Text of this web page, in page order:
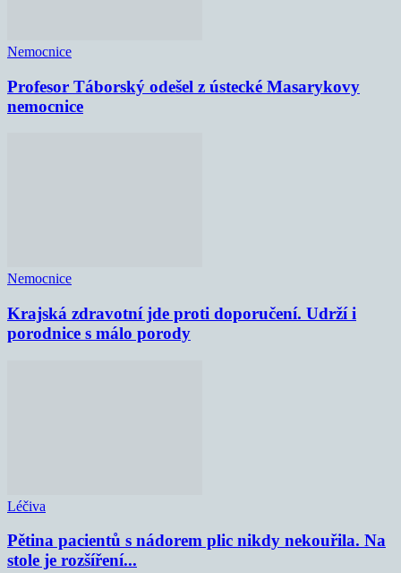
Nemocnice
Profesor Táborský odešel z ústecké Masarykovy
nemocnice
Nemocnice
Krajská zdravotní jde proti doporučení. Udrží i
porodnice s málo porody
Léčiva
Pětina pacientů s nádorem plic nikdy nekouřila. Na
stole je rozšíření...